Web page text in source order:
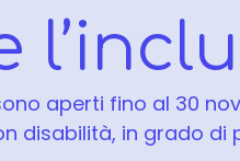
aperti fino al 30
disabilità, in grado